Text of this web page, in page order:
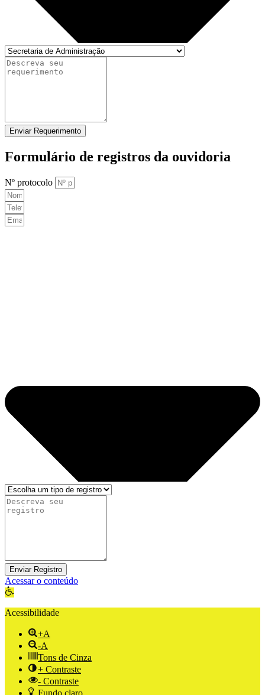
Enviar Requerimento
Formulário de registros da ouvidoria
Nº protocolo
Enviar Registro
Acessar o conteúdo
Abrir a barra de ferramentas
Acessibilidade
+A
-A
Tons de Cinza
+ Contraste
- Contraste
Fundo claro